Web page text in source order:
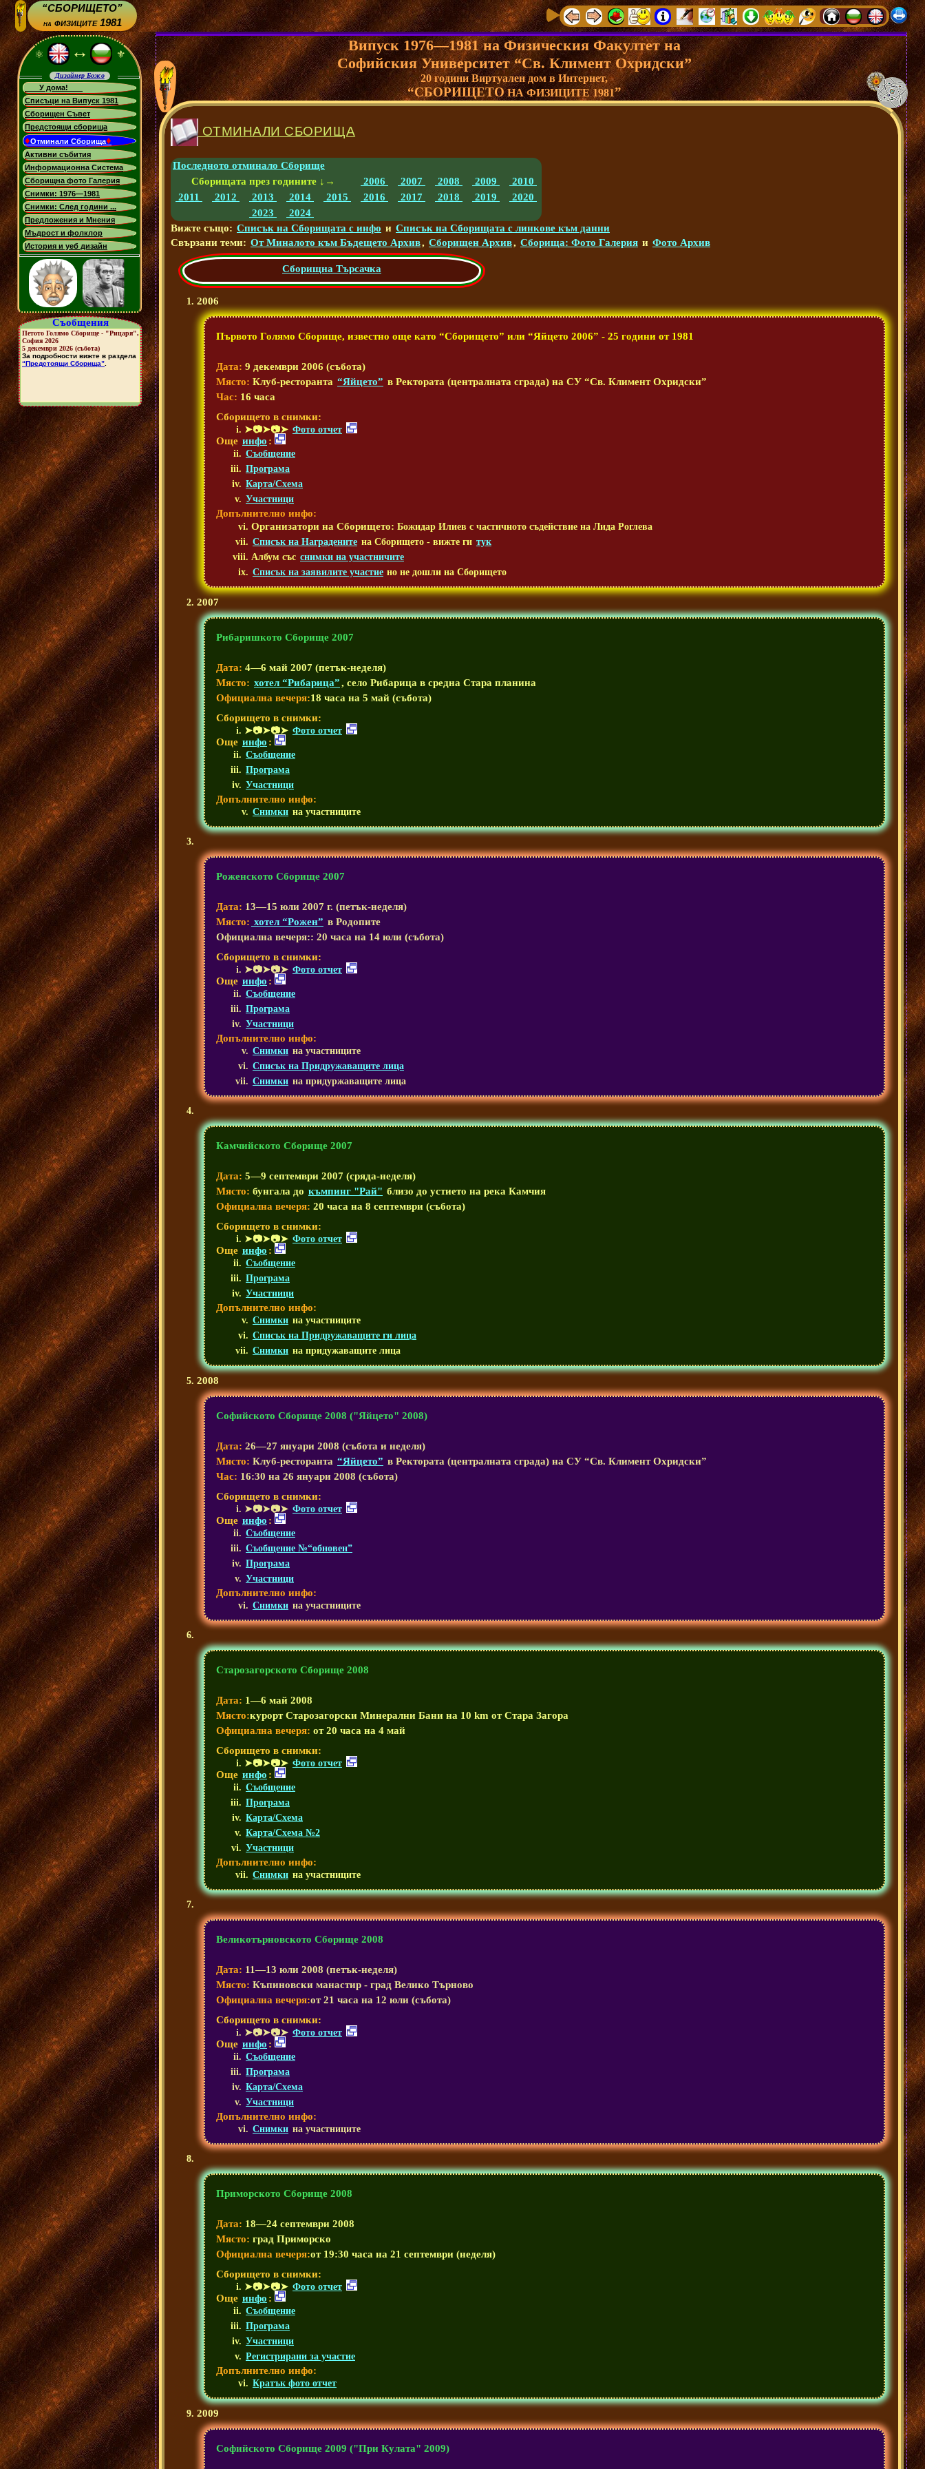
“СБОРИЩЕТО”
нафизиците 1981
⚛ ↔ ⚜
Дизайнер Божо
У дома!
Списъци на Випуск 1981
Сборищен Съвет
Предстоящи сборища
♦Отминали Сборища♦
Активни събития
Информационна Система
Сборищна фото Галерия
Снимки: 1976—1981
Снимки: След години ...
Предложения и Мнения
Мъдрост и фолклор
История и уеб дизайн
Съобщения
Випуск 1976—1981 на Физическия Факултет на
Софийския Университет “Св. Климент Охридски”
20 години Виртуален дом в Интернет,
“СБОРИЩЕТОНА ФИЗИЦИТЕ 1981”
ОТМИНАЛИ СБОРИЩА
Последното отминало Сборище
Сборищата през годините ↓→
2006 2007 2008 2009
2010
2011
2012 2013 2014 2015 2016 2017 2018 2019
2020
2023
2024
Вижте също: Списък на Сборищата с инфо и Списък на Сборищата с линкове към данни
Свързани теми: От Миналото към Бъдещето Архив, Сборищeн Архив, Сборища: Фото Галерия и Фото Архив
Сборищна Търсачка
2006
Първото Голямо Сборище, известно още като “Сборището” или “Яйцето 2006” - 25 години от 1981
Дата: 9 декември 2006 (събота)
Място: Клуб-ресторанта “Яйцето” в Ректората (централната сграда) на СУ “Св. Климент Охридски”
Час: 16 часа
Сборището в снимки:
➤📷➤📷➤ Фото отчет
Още инфо :
Съобщение
Програма
Карта/Схема
Участници
Допълнително инфо:
Организатори на Сборището: Божидар Илиев с частичното съдействие на Лида Роглева
Списък на Наградените на Сборището - вижте ги тук
Албум със снимки на участничите
Списък на заявилите участие но не дошли на Сборището
2007
Рибаришкото Сборище 2007
Дата: 4—6 май 2007 (петък-неделя)
Място: хотел “Рибарица”, село Рибарица в средна Стара планина
Официална вечеря:18 часа на 5 май (събота)
Сборището в снимки:
➤📷➤📷➤ Фото отчет
Още инфо :
Съобщение
Програма
Участници
Допълнително инфо:
Снимки на участниците
Роженското Сборище 2007
Дата: 13—15 юли 2007 г. (петък-неделя)
Място: хотел “Рожен” в Родопите
Официална вечеря:: 20 часа на 14 юли (събота)
Сборището в снимки:
➤📷➤📷➤ Фото отчет
Още инфо :
Съобщение
Програма
Участници
Допълнително инфо:
Снимки на участниците
Списък на Придружаващите лица
Снимки на придуржаващите лица
Камчийското Сборище 2007
Дата: 5—9 септември 2007 (сряда-неделя)
Място: бунгала до къмпинг "Рай" близо до устието на река Камчия
Официална вечеря: 20 часа на 8 септември (събота)
Сборището в снимки:
➤📷➤📷➤ Фото отчет
Още инфо :
Съобщение
Програма
Участници
Допълнително инфо:
Снимки на участниците
Списък на Придружаващите ги лица
Снимки на придужаващите лица
2008
Софийското Сборище 2008 ("Яйцето" 2008)
Дата: 26—27 януари 2008 (събота и неделя)
Място: Клуб-ресторанта “Яйцето” в Ректората (централната сграда) на СУ “Св. Климент Охридски”
Час: 16:30 на 26 януари 2008 (събота)
Сборището в снимки:
➤📷➤📷➤ Фото отчет
Още инфо :
Съобщение
Съобщение №“обновен”
Програма
Участници
Допълнително инфо:
Снимки на участниците
Старозагорското Сборище 2008
Дата: 1—6 май 2008
Място:курорт Старозагорски Минерални Бани на 10 km от Стара Загора
Официална вечеря: от 20 часа на 4 май
Сборището в снимки:
➤📷➤📷➤ Фото отчет
Още инфо :
Съобщение
Програма
Карта/Схема
Карта/Схема №2
Участници
Допълнително инфо:
Снимки на участниците
Великотърновското Сборище 2008
Дата: 11—13 юли 2008 (петък-неделя)
Място: Къпиновски манастир - град Велико Търново
Официална вечеря:от 21 часа на 12 юли (събота)
Сборището в снимки:
➤📷➤📷➤ Фото отчет
Още инфо :
Съобщение
Програма
Карта/Схема
Участници
Допълнително инфо:
Снимки на участниците
Приморското Сборище 2008
Дата: 18—24 септември 2008
Място: град Приморско
Официална вечеря:от 19:30 часа на 21 септември (неделя)
Сборището в снимки:
➤📷➤📷➤ Фото отчет
Още инфо :
Съобщение
Програма
Участници
Регистрирани за участие
Допълнително инфо:
Кратък фото отчет
2009
Софийското Сборище 2009 ("При Кулата" 2009)